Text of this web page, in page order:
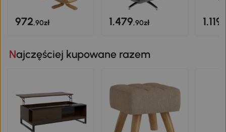
972,90zł 1.479,90zł 1.119
Najczęściej kupowane razem